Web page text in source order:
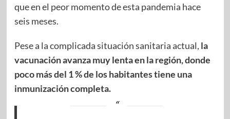
que en el peor momento de esta pandemia hace
seis meses.
Pese a la complicada situación sanitaria actual, la
vacunación avanza muy lenta en la región, donde
poco más del 1 % de los habitantes tiene una
inmunización completa.